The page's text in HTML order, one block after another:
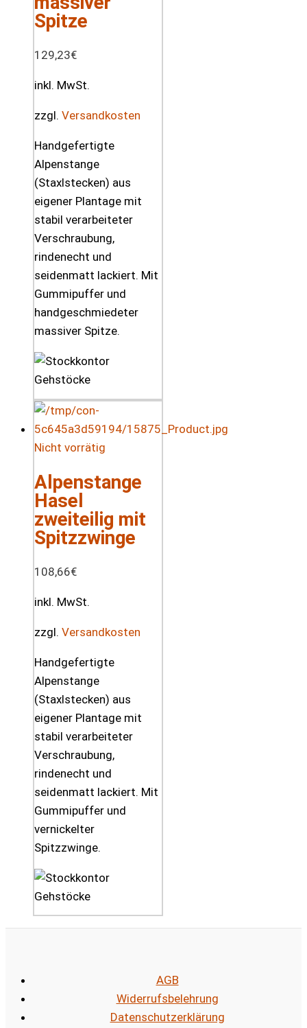
Spitze
129,23€
inkl. MwSt.
zzgl. Versandkosten
Handgefertigte
Alpenstange
(Staxlstecken) aus
eigener Plantage mit
stabil verarbeiteter
Verschraubung,
rindenecht und
seidenmatt lackiert. Mit
Gummipuffer und
handgeschmiedeter
massiver Spitze.
Nicht vorrätig
Alpenstange
Hasel
zweiteilig mit
Spitzzwinge
108,66€
inkl. MwSt.
zzgl. Versandkosten
Handgefertigte
Alpenstange
(Staxlstecken) aus
eigener Plantage mit
stabil verarbeiteter
Verschraubung,
rindenecht und
seidenmatt lackiert. Mit
Gummipuffer und
vernickelter
Spitzzwinge.
AGB
Widerrufsbelehrung
Datenschutzerklärung